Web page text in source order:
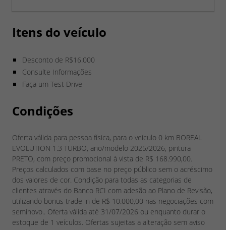
Itens do veículo
Desconto de R$16.000
Consulte Informações
Faça um Test Drive
Condições
Oferta válida para pessoa física, para o veículo 0 km BOREAL
EVOLUTION 1.3 TURBO, ano/modelo 2025/2026, pintura
PRETO, com preço promocional à vista de R$ 168.990,00.
Preços calculados com base no preço público sem o acréscimo
dos valores de cor. Condição para todas as categorias de
clientes através do Banco RCI com adesão ao Plano de Revisão,
utilizando bonus trade in de R$ 10.000,00 nas negociações com
seminovo.. Oferta válida até 31/07/2026 ou enquanto durar o
estoque de 1 veículos. Ofertas sujeitas a alteração sem aviso